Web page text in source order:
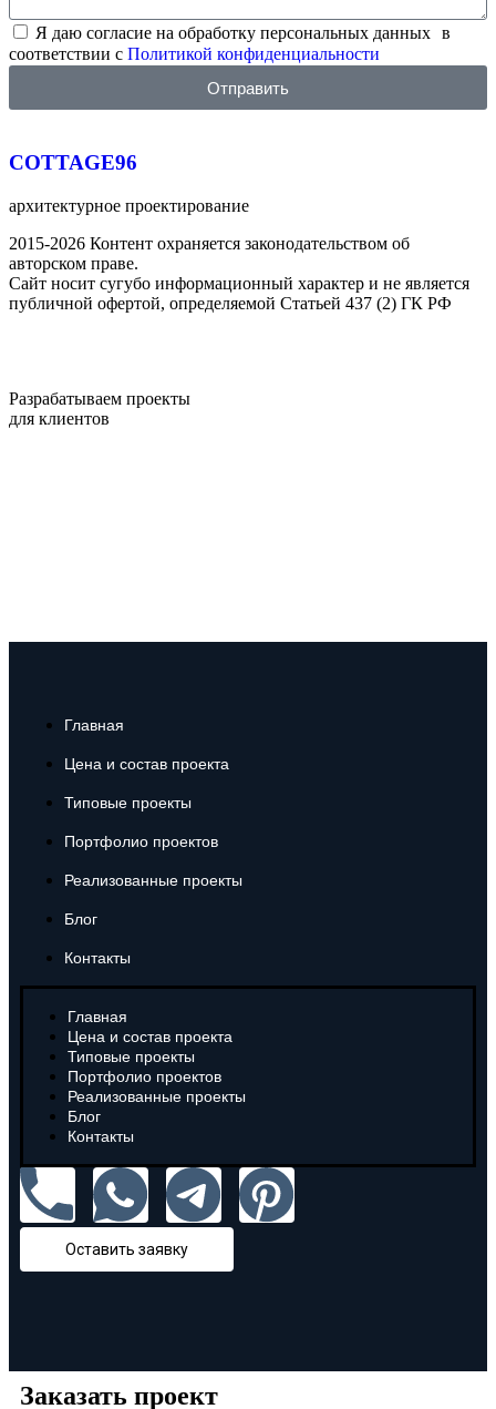
Я даю согласие на обработку персональных данных в
соответствии с Политикой конфиденциальности
Отправить
COTTAGE96
архитектурное проектирование
2015-2026 Контент охраняется законодательством об
авторском праве.
Сайт носит сугубо информационный характер и не является
публичной офертой, определяемой Статьей 437 (2) ГК РФ
Разрабатываем проекты
для клиентов
Главная
Цена и состав проекта
Типовые проекты
Портфолио проектов
Реализованные проекты
Блог
Контакты
Главная
Цена и состав проекта
Типовые проекты
Портфолио проектов
Реализованные проекты
Блог
Контакты
Оставить заявку
Заказать проект